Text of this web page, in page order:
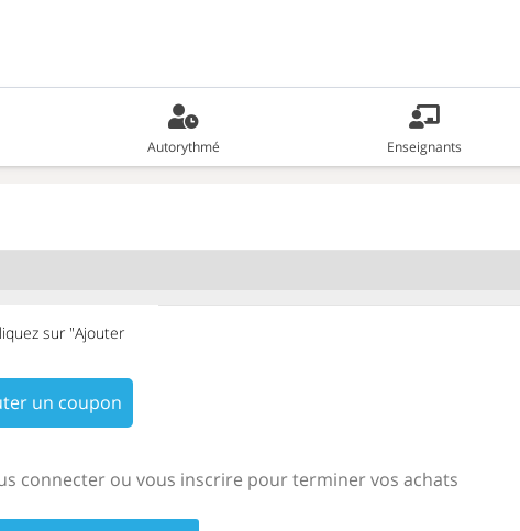
Autorythmé Enseignants
sur "Ajouter
un coupon
connecter ou vous inscrire pour terminer vos achats